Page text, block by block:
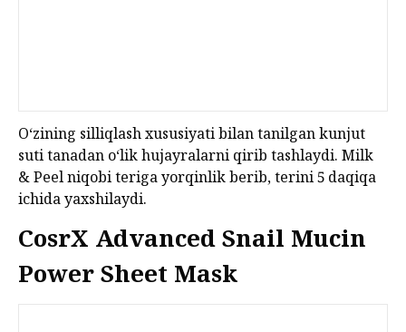
O‘zining silliqlash xususiyati bilan tanilgan kunjut
suti tanadan o‘lik hujayralarni qirib tashlaydi. Milk
& Peel niqobi teriga yorqinlik berib, terini 5 daqiqa
ichida yaxshilaydi.
CosrX Advanced Snail Mucin
Power Sheet Mask